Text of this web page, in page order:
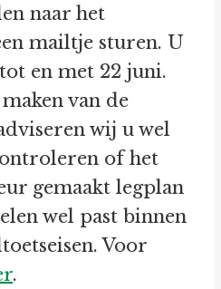
naar het
mailtje sturen. U
en met 22 juni.
van de
wij u wel
of het
gemaakt legplan
wel past binnen
Voor
.